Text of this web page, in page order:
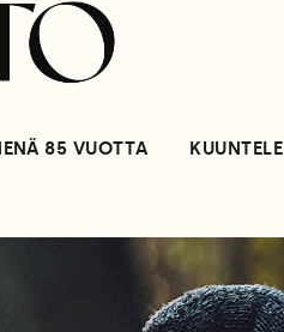
85 VUOTTA KUUNTELE